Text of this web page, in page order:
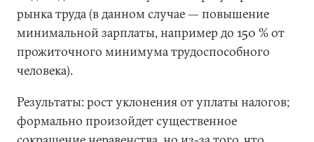
рынка труда (в данном случае — повышение
минимальной зарплаты, например до 150 % от
прожиточного минимума трудоспособного
человека).
Результаты: рост уклонения от уплаты налогов;
формально произойдет существенное